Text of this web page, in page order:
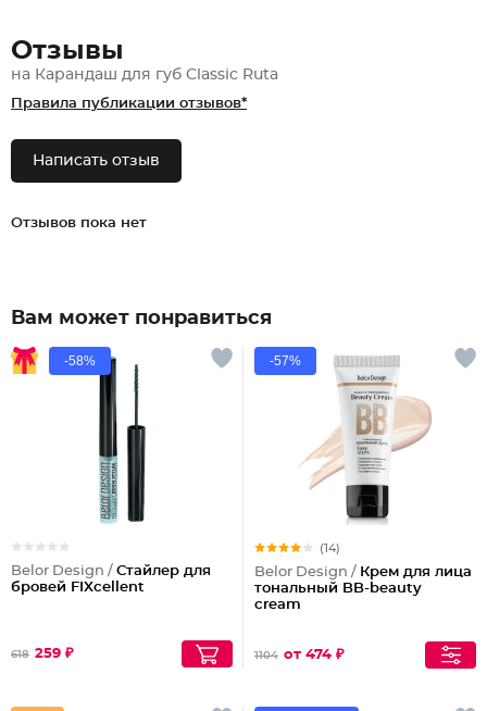
Отзывы
на Карандаш для губ Classic Ruta
Правила публикации отзывов*
Написать отзыв
Отзывов пока нет
Вам может понравиться
-58%
Belor Design / Стайлер для
бровей FIXcellent
618 259 ₽
-57%
(14)
Belor Design / Крем для лица
тональный BB-beauty
cream
1104 от 474 ₽